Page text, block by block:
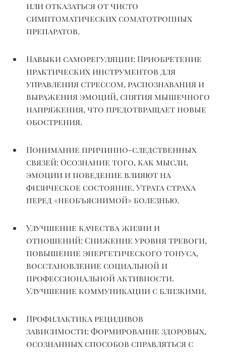
или отказаться от чисто
симптоматических соматотропных
препаратов.
Навыки саморегуляции: Приобретение
практических инструментов для
управления стрессом, распознавания и
выражения эмоций, снятия мышечного
напряжения, что предотвращает новые
обострения.
Понимание причинно-следственных
связей: Осознание того, как мысли,
эмоции и поведение влияют на
физическое состояние. Утрата страха
перед «необъяснимой» болезнью.
Улучшение качества жизни и
отношений: Снижение уровня тревоги,
повышение энергетического тонуса,
восстановление социальной и
профессиональной активности.
Улучшение коммуникации с близкими.
Профилактика рецидивов
зависимости: Формирование здоровых,
осознанных способов справляться с